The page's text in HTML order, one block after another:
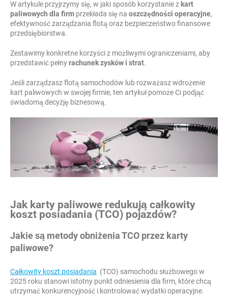
W artykule przyjrzymy się, w jaki sposób korzystanie z kart
paliwowych dla firm przekłada się na oszczędności operacyjne,
efektywność zarządzania flotą oraz bezpieczeństwo finansowe
przedsiębiorstwa.
Zestawimy konkretne korzyści z możliwymi ograniczeniami, aby
przedstawić pełnyrachunek zysków i strat.
Jeśli zarządzasz flotą samochodów lub rozważasz wdrożenie
kart paliwowych w swojej firmie, ten artykuł pomoże Ci podjąć
świadomą decyzję biznesową.
Jak karty paliwowe redukują całkowity
koszt posiadania (TCO) pojazdów?
Jakie są metody obniżenia TCO przez karty
paliwowe?
Całkowity koszt posiadania (TCO) samochodu służbowego w
2025 roku stanowi istotny punkt odniesienia dla firm, które chcą
utrzymać konkurencyjność i kontrolować wydatki operacyjne.